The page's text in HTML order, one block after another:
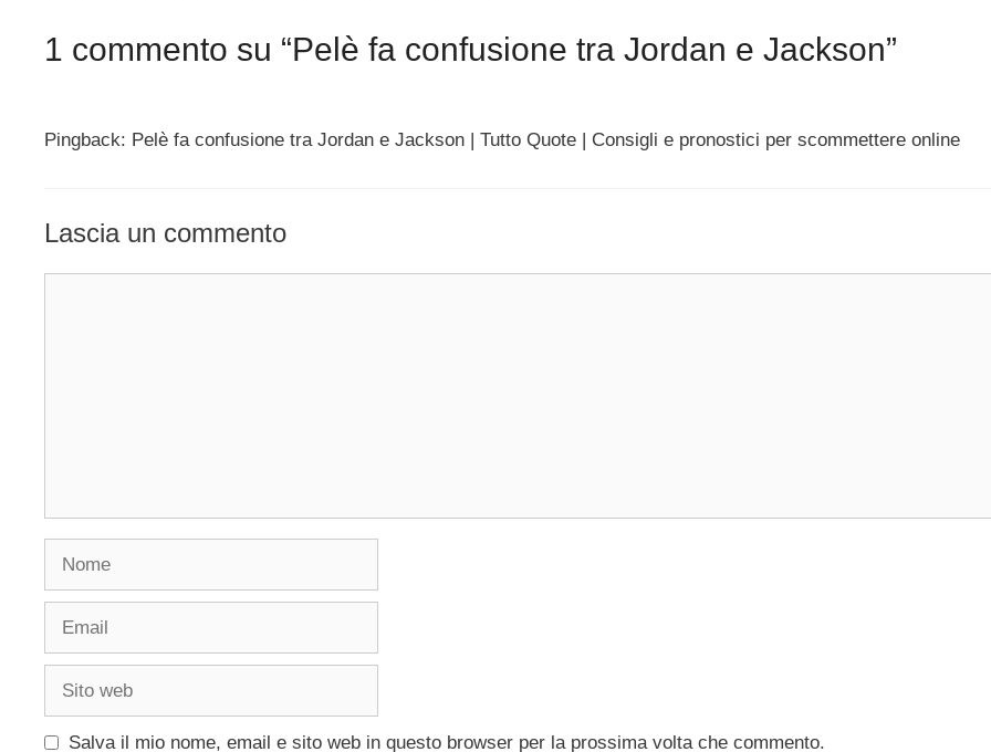
1 commento su “Pelè fa confusione tra Jordan e Jackson”
Pingback: Pelè fa confusione tra Jordan e Jackson | Tutto Quote | Consigli e pronostici per scommettere online
Lascia un commento
Nome
Email
Sito
Salva il mio nome, email e sito web in questo browser per la prossima volta che commento.